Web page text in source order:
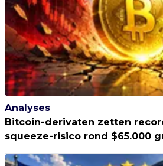
Analyses
Bitcoin-derivaten zetten
squeeze-risico rond $65.000